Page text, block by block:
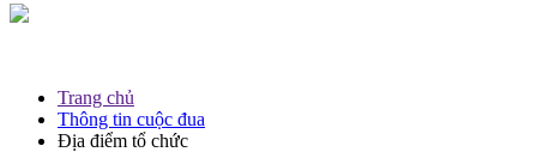
Trang chủ
Thông tin cuộc đua
Địa điểm tổ chức